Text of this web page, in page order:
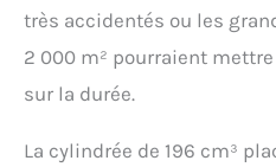
très accidentés ou les
2 000 m² pourraient
sur la durée.
La cylindrée de 196 cm³